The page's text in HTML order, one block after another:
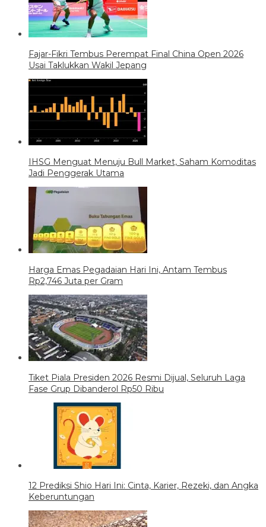
Fajar-Fikri Tembus Perempat Final China Open 2026
Usai Taklukkan Wakil Jepang
IHSG Menguat Menuju Bull Market, Saham Komoditas
Jadi Penggerak Utama
Harga Emas Pegadaian Hari Ini, Antam Tembus
Rp2,746 Juta per Gram
Tiket Piala Presiden 2026 Resmi Dijual, Seluruh Laga
Fase Grup Dibanderol Rp50 Ribu
12 Prediksi Shio Hari Ini: Cinta, Karier, Rezeki, dan Angka
Keberuntungan